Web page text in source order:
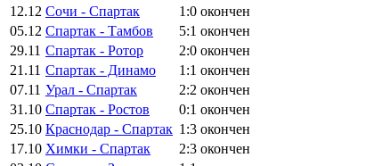
12.12 Сочи - Спартак 1:0 окончен
05.12 Спартак - Тамбов 5:1 окончен
29.11 Спартак - Ротор 2:0 окончен
21.11 Спартак - Динамо 1:1 окончен
07.11 Урал - Спартак 2:2 окончен
31.10 Спартак - Ростов 0:1 окончен
25.10 Краснодар - Спартак 1:3 окончен
17.10 Химки - Спартак 2:3 окончен